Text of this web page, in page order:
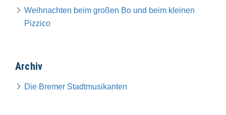
Weihnachten beim großen Bo und beim kleinen
Pizzico
Archiv
Die Bremer Stadtmusikanten